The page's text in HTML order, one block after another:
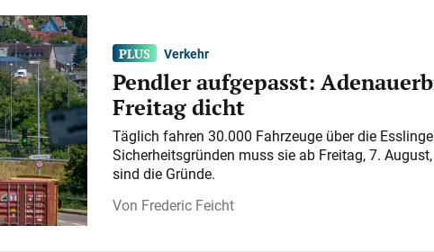
Verkehr
Pendler aufgepasst:
Freitag dicht
Täglich fahren 30.000 Fahrzeuge über die
Sicherheitsgründen muss sie ab Freitag, 7.
sind die Gründe.
Frederic Feicht